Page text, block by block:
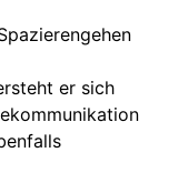
er sich